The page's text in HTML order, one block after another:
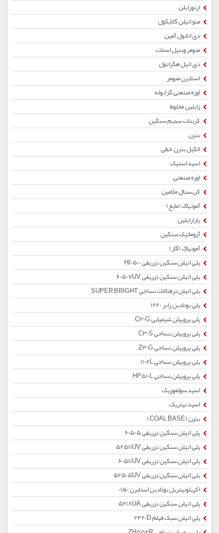
ارتوزایلن
منو اتیلن گلایکول
دی اتانول آمین
منومر وینیل استات
دی اتیل هگزانول
استایرن منومر
اوره صنعتی گرانوله
زایلین مخلوط
کربنات سدیم سنگین
بنزن
الکیل بنزن خطی
اسید استیک
اوره صنعتی
کریستال ملامین
آمونیاک (مایع)
پارازایلین
آروماتیک سنگین
آمونیاک (گاز)
پلی اتیلن سنگین تزریقی HI0500
پلی اتیلن سنگین تزریقی 60507UV
پلی اتیلن ترفتالات نساجی SUPER BRIGHT
پلی بوتادین رابر 1220
پلی پروپیلن شیمیایی C30G
پلی پروپیلن نساجی C30S
پلی پروپیلن نساجی Z30G
پلی پروپیلن نساجی 1102L
پلی پروپیلن نساجی HP510L
اسید سولفوریک
اسید نیتریک
بنزن (COAL BASE)
پلی اتیلن سنگین تزریقی 60505
پلی اتیلن سنگین تزریقی 52511UV
پلی اتیلن سنگین تزریقی 60511UV
پلی اتیلن سنگین تزریقی 52505UV
اکریلونیتریل بوتادین استایرن 0150
پلی اتیلن سنگین تزریقی 5218UA
پلی اتیلن سبک فیلم 2420D